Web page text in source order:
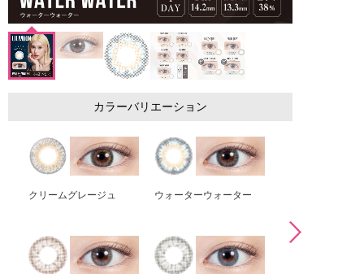
カラーバリエーション
クリームグレージュ ウォーターウォーター